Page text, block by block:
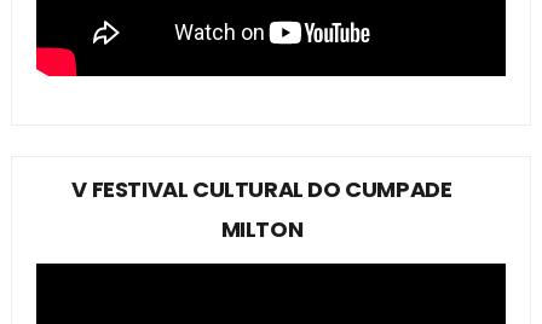
V FESTIVAL CULTURAL DO CUMPADE
MILTON